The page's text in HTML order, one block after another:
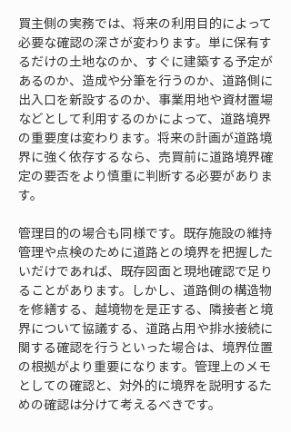
買主側の実務では、将来の利用目的によって
必要な確認の深さが変わります。単に保有す
るだけの土地なのか、すぐに建築する予定が
あるのか、造成や分筆を行うのか、道路側に
出入口を新設するのか、事業用地や資材置場
などとして利用するのかによって、道路境界
の重要度は変わります。将来の計画が道路境
界に強く依存するなら、売買前に道路境界確
定の要否をより慎重に判断する必要がありま
す。
管理目的の場合も同様です。既存施設の維持
管理や点検のために道路との境界を把握した
いだけであれば、既存図面と現地確認で足り
ることがあります。しかし、道路側の構造物
を修繕する、越境物を是正する、隣接者と境
界について協議する、道路占用や排水接続に
関する確認を行うといった場合は、境界位置
の根拠がより重要になります。管理上のメモ
としての確認と、対外的に境界を説明するた
めの確認は分けて考えるべきです。